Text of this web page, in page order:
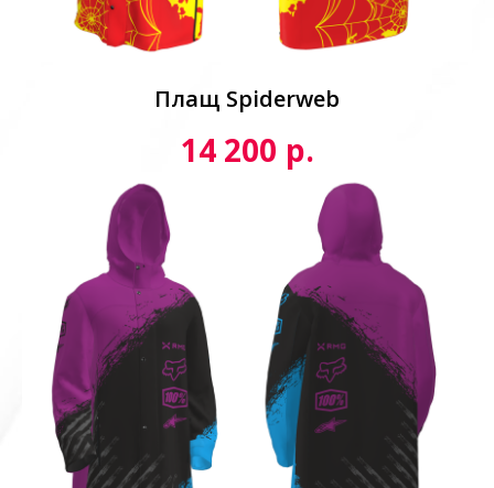
Плащ Spiderweb
14 200 р.